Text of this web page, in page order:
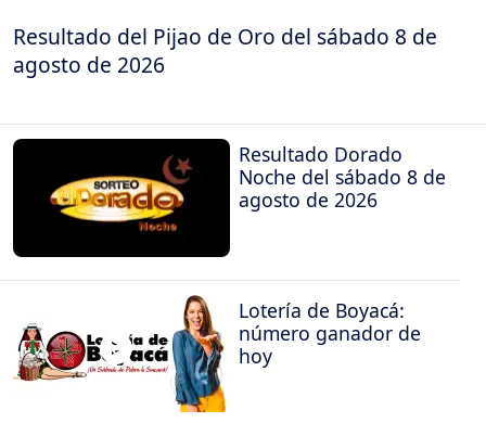
Resultado del Pijao de Oro del sábado 8 de
agosto de 2026
Resultado Dorado
Noche del sábado 8 de
agosto de 2026
Lotería de Boyacá:
número ganador de
hoy